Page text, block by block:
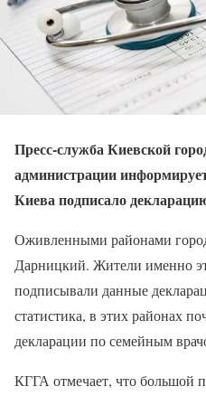
Пресс-служба Киевской
администрации
Киева подписало
Оживленными районами
Дарницкий. Жители именно
подписывали данные
статистика, в этих районах
декларации по семейным
КГГА отмечает, что большой